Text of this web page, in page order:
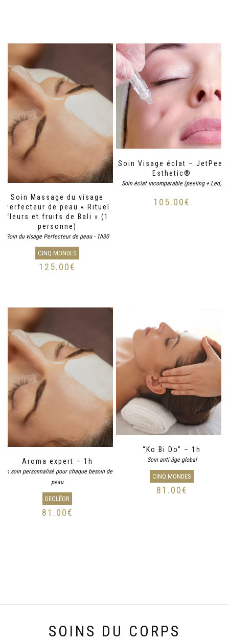
Soin Massage du visage
Perfecteur de peau « Rituel
fleurs et fruits de Bali » (1
personne)
Soin du visage Perfecteur de peau - 1h30
CINQ MONDES
125.00€
Soin Visage éclat – JetPeel
Esthetic®
Soin éclat incomparable (peeling + Led)
105.00€
Aroma expert – 1h
Un soin personnalisé pour chaque besoin de
peau
DECLÉOR
81.00€
“Ko Bi Do” – 1h
Soin anti-âge global
CINQ MONDES
81.00€
SOINS DU CORPS